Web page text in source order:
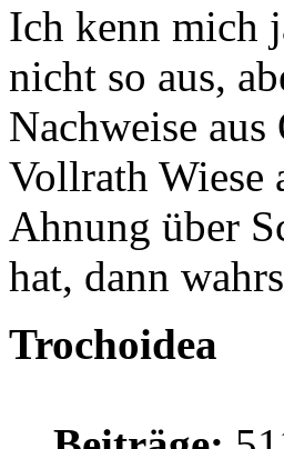
Ich kenn mich
nicht so aus,
Nachweise
Vollrath Wiese
Ahnung über
hat, dann
Trochoidea